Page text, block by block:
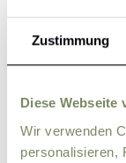
Zustimmung
Diese Webseite
Wir verwenden
personalisieren,
Straße
Land